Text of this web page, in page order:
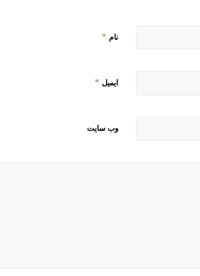
نام *
ایمیل *
وب‌ سایت